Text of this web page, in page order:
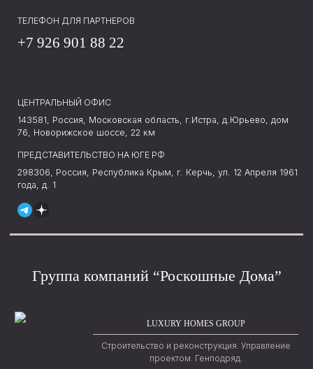
ТЕЛЕФОН ДЛЯ ПАРТНЕРОВ
+7 926 901 88 22
ЦЕНТРАЛЬНЫЙ ОФИС
143581, Россия, Московская область, г.Истра, д.Юрьево, дом
76, Новорижское шоссе, 22 км
ПРЕДСТАВИТЕЛЬСТВО НА ЮГЕ РФ
298306, Россия, Республика Крым, г. Керчь, ул. 12 Апреля 1961
года, д. 1
Группа компаний “Роскошные Дома”
LUXURY HOMES GROUP
Строительство и реконструкция. Управление
проектом. Генподряд.